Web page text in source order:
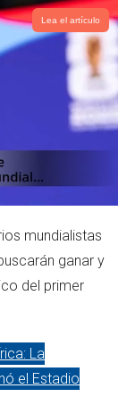
Lea el artículo
mundialistas
ganar y
del primer
La
el Estadio